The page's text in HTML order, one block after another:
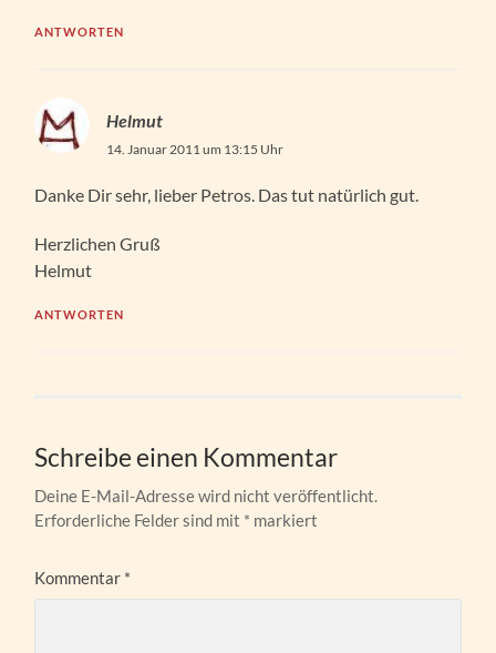
ANTWORTEN
Helmut
14. Januar 2011 um 13:15 Uhr
Danke Dir sehr, lieber Petros. Das tut natürlich gut.
Herzlichen Gruß
Helmut
ANTWORTEN
Schreibe einen Kommentar
Deine E-Mail-Adresse wird nicht veröffentlicht.
Erforderliche Felder sind mit * markiert
Kommentar *